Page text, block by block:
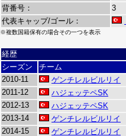
背番号：
3
代表キャップ/ゴール：
※複数国籍保有の場合その一つを表示
経歴
シーズン
チーム
2010-11
ゲンチレルビルリイ
2011-12
ハジェッテペSK
2012-13
ハジェッテペSK
2013-14
ゲンチレルビルリイ
2014-15
ゲンチレルビルリイ